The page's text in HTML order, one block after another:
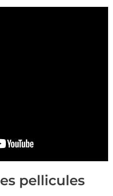
pellicules